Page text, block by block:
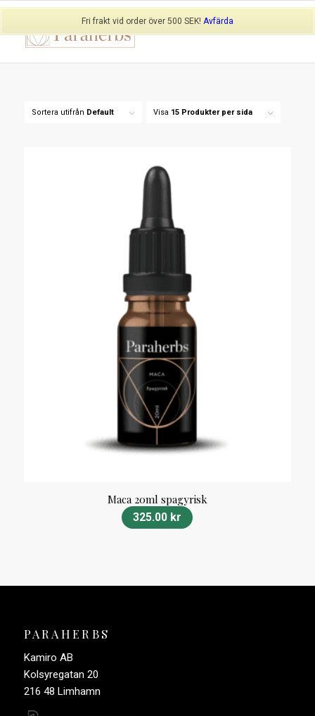
Fri frakt vid order över 500 SEK! Avfärda
Sortera utifrån Default Visa 15 Produkter per sida
Maca 20ml spagyrisk
325.00 kr
PARAHERBS
Kamiro AB
Kolsyregatan 20
216 48 Limhamn